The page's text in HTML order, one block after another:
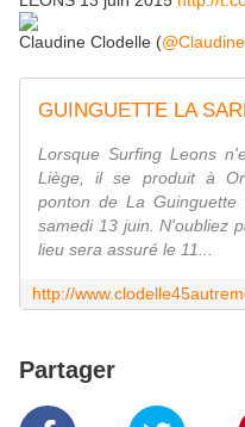
Claudine Clodelle (
Lorsque Surfing Leons
Liège, il se produit à
ponton de La
samedi 13 juin. N'oubliez
lieu sera assuré le 11...
Partager